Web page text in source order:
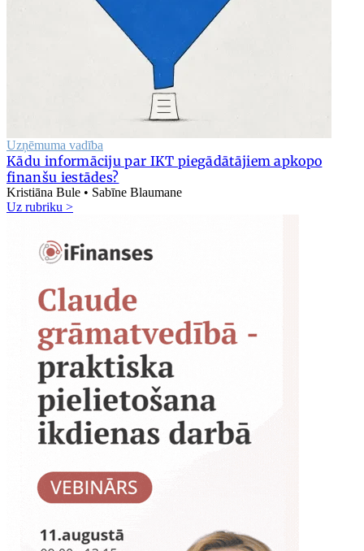
Uzņēmuma vadība
Kādu informāciju par IKT piegādātājiem apkopo
finanšu iestādes?
Kristiāna Bule • Sabīne Blaumane
Uz rubriku >